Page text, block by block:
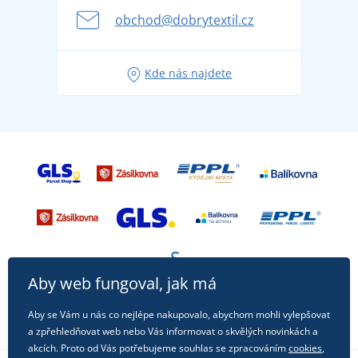
se na dovolenou bez starostí
Tipy na svěží outfity pro pohodové léto
obchod@dobrytextil.cz
Kde nás najdete
Aby web fungoval, jak má
Aby se Vám u nás co nejlépe nakupovalo, abychom mohli vylepšovat
a zpřehledňovat web nebo Vás informovat o skvělých novinkách a
akcích. Proto od Vás potřebujeme souhlas se zpracovánímcookies,